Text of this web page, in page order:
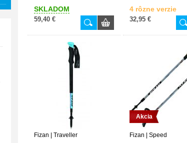
SKLADOM
59,40 €
4 rôzne verzie
32,95 €
Fizan | Traveller
Akcia
Fizan | Speed